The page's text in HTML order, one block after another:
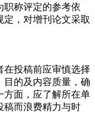
职称评定的参考依
，对增刊论文采取
在投稿前应审慎选择
目的及内容质量，确
方面，应了解所在单
稿而浪费精力与时